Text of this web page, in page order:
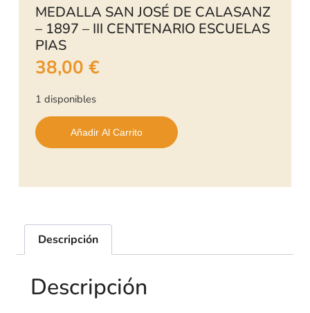
MEDALLA SAN JOSÉ DE CALASANZ
– 1897 – III CENTENARIO ESCUELAS
PIAS
38,00 €
1 disponibles
Añadir Al Carrito
Descripción
Descripción